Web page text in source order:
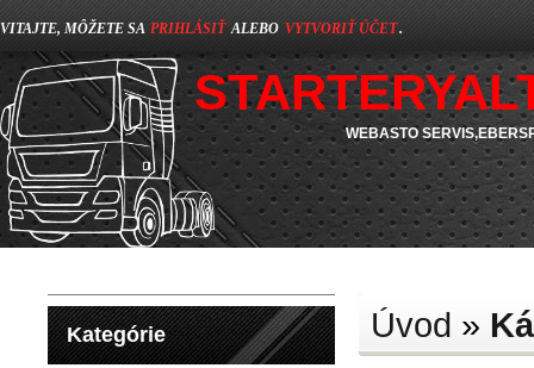
VITAJTE, MÔŽETE SA PRIHLÁSIŤ ALEBO VYTVORIŤ ÚČET.
WEBASTO
Kategórie Úvod »